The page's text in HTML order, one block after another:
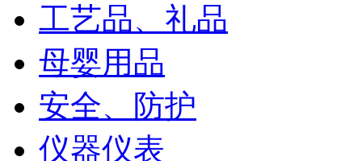
工艺品、礼品
母婴用品
安全、防护
仪器仪表